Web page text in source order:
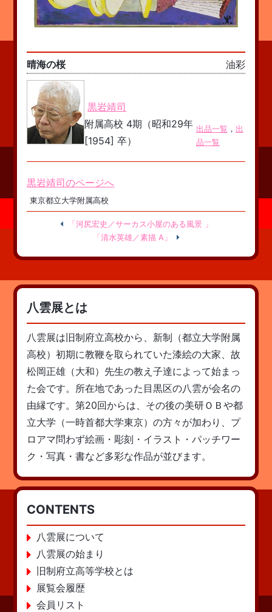
晴海の桜 油彩
黒岩靖司
附属高校 4期（昭和29年
[1954] 卒）
出品一覧 ， 出
品一覧
黒岩靖司のページへ
東京都立大学附属高校
「河尻宏史／サーカス小屋のある風景 」
「清水英雄／素描 A」
八雲展とは
八雲展は旧制府立高校から、新制（都立大学附属
高校）初期に教鞭を取られていた漆絵の大家、故
松岡正雄（大和）先生の教え子達によって始まっ
た会です。所在地であった目黒区の八雲が会名の
由縁です。第20回からは、その後の美研ＯＢや都
立大学（一時首都大学東京）の方々が加わり、プ
ロアマ問わず絵画・彫刻・イラスト・パッチワー
ク・写真・書など多彩な作品が並びます。
CONTENTS
八雲展について
八雲展の始まり
旧制府立高等学校とは
展覧会履歴
会員リスト